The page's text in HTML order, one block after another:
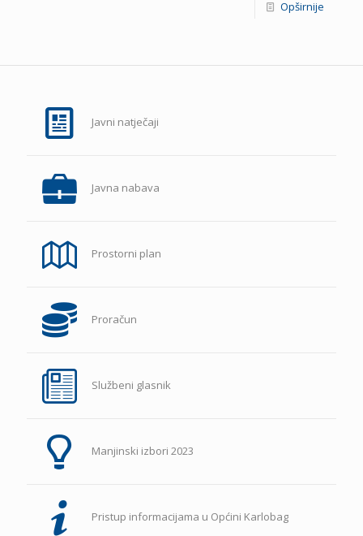
Opširnije
Javni natječaji
Javna nabava
Prostorni plan
Proračun
Službeni glasnik
Manjinski izbori 2023
Pristup informacijama u Općini Karlobag